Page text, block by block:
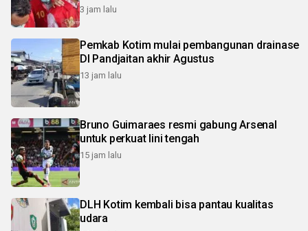
3 jam lalu
Pemkab Kotim mulai pembangunan drainase
DI Pandjaitan akhir Agustus
13 jam lalu
Bruno Guimaraes resmi gabung Arsenal
untuk perkuat lini tengah
15 jam lalu
DLH Kotim kembali bisa pantau kualitas
udara